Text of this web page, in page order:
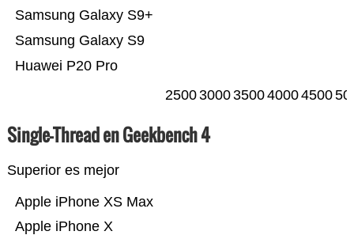
Huawei P20 Pro
Samsung Galaxy S9
Samsung Galaxy S9+
25003000350040004500
Single-Thread en Geekbench 4
Superior es mejor
Apple iPhone X
Apple iPhone XS Max